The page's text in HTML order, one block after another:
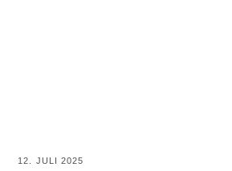
POSTED
12. JULI 2025